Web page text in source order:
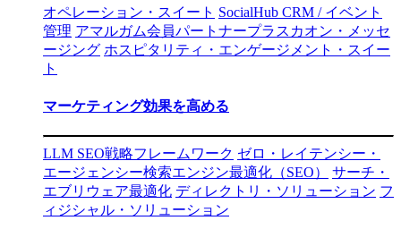
オペレーション・スイート SocialHub CRM / イベント
管理 アマルガム会員パートナープラス カオン・メッセ
ージング ホスピタリティ・エンゲージメント・スイー
ト
マーケティング効果を高める
LLM SEO戦略フレームワーク ゼロ・レイテンシー・
エージェンシー検索エンジン最適化（SEO）
サーチ・
エブリウェア最適化 ディレクトリ・ソリューション フ
ィジシャル・ソリューション